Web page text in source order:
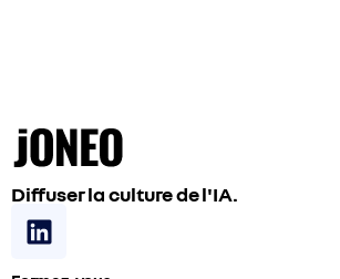
Diffuser la culture de l'IA.